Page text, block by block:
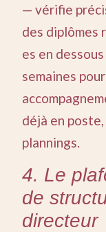
— vérifie
des diplômes
es en
semaines
déjà en
plannings.
4. Le
de
directeur